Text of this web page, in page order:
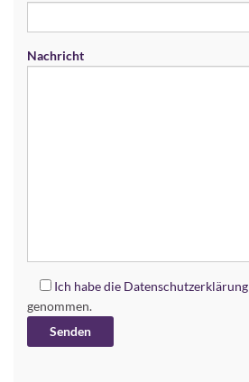
Nachricht
Ich habe die Datenschutzerklärung
genommen.